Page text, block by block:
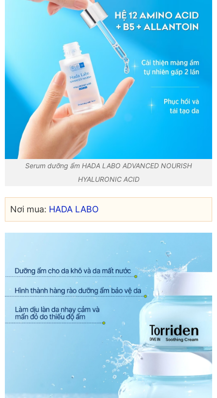
Serum dưỡng ẩm HADA LABO ADVANCED NOURISH
HYALURONIC ACID
Nơi mua: HADA LABO